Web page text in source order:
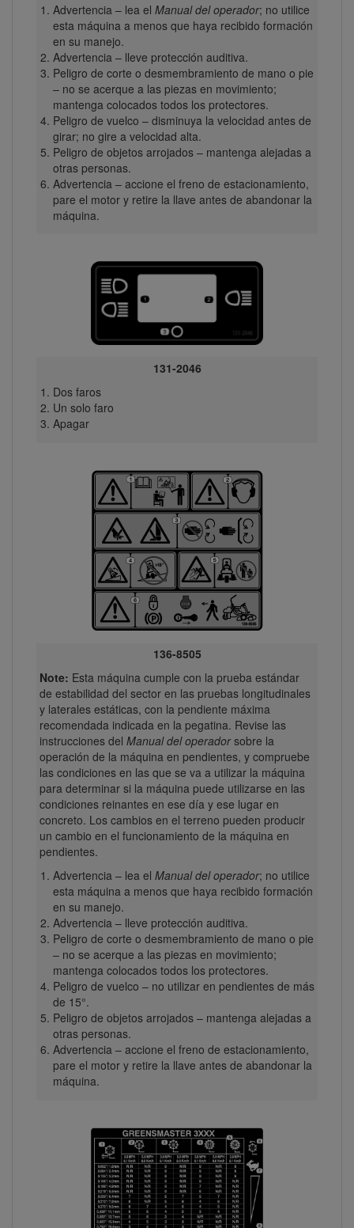
Advertencia – lea el Manual del operador; no utilice
esta máquina a menos que haya recibido formación
en su manejo.
Advertencia – lleve protección auditiva.
Peligro de corte o desmembramiento de mano o pie
– no se acerque a las piezas en movimiento;
mantenga colocados todos los protectores.
Peligro de vuelco – disminuya la velocidad antes de
girar; no gire a velocidad alta.
Peligro de objetos arrojados – mantenga alejadas a
otras personas.
Advertencia – accione el freno de estacionamiento,
pare el motor y retire la llave antes de abandonar la
máquina.
131-2046
Dos faros
Un solo faro
Apagar
136-8505
Note: Esta máquina cumple con la prueba estándar
de estabilidad del sector en las pruebas longitudinales
y laterales estáticas, con la pendiente máxima
recomendada indicada en la pegatina. Revise las
instrucciones del Manual del operadorsobre la
operación de la máquina en pendientes, y compruebe
las condiciones en las que se va a utilizar la máquina
para determinar si la máquina puede utilizarse en las
condiciones reinantes en ese día y ese lugar en
concreto. Los cambios en el terreno pueden producir
un cambio en el funcionamiento de la máquina en
pendientes.
Advertencia – lea el Manual del operador; no utilice
esta máquina a menos que haya recibido formación
en su manejo.
Advertencia – lleve protección auditiva.
Peligro de corte o desmembramiento de mano o pie
– no se acerque a las piezas en movimiento;
mantenga colocados todos los protectores.
Peligro de vuelco – no utilizar en pendientes de más
de 15°.
Peligro de objetos arrojados – mantenga alejadas a
otras personas.
Advertencia – accione el freno de estacionamiento,
pare el motor y retire la llave antes de abandonar la
máquina.